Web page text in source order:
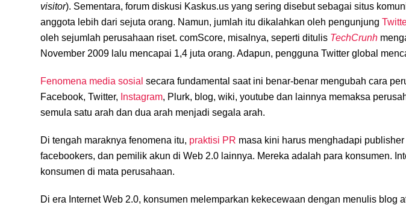
visitor). Sementara, forum diskusi Kaskus.us yang sering disebut sebagai situs
anggota lebih dari sejuta orang. Namun, jumlah itu dikalahkan oleh pengunjung
oleh sejumlah perusahaan riset. comScore, misalnya, seperti ditulis TechCrunh
November 2009 lalu mencapai 1,4 juta orang. Adapun, pengguna Twitter global
Fenomena media sosial secara fundamental saat ini benar-benar mengubah cara
Facebook, Twitter, Instagram, Plurk, blog, wiki, youtube dan lainnya memaksa
semula satu arah dan dua arah menjadi segala arah.
Di tengah maraknya fenomena itu, praktisi PR masa kini harus menghadapi
facebookers, dan pemilik akun di Web 2.0 lainnya. Mereka adalah para konsumen.
konsumen di mata perusahaan.
Di era Internet Web 2.0, konsumen melemparkan kekecewaan dengan menulis blog